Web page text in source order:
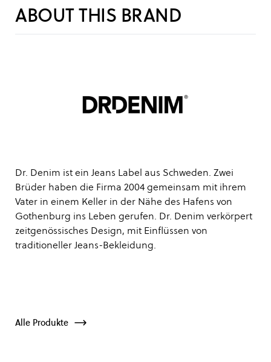
ABOUT THIS BRAND
Dr. Denim ist ein Jeans Label aus Schweden. Zwei
Brüder haben die Firma 2004 gemeinsam mit ihrem
Vater in einem Keller in der Nähe des Hafens von
Gothenburg ins Leben gerufen. Dr. Denim verkörpert
zeitgenössisches Design, mit Einflüssen von
traditioneller Jeans-Bekleidung.
Alle Produkte